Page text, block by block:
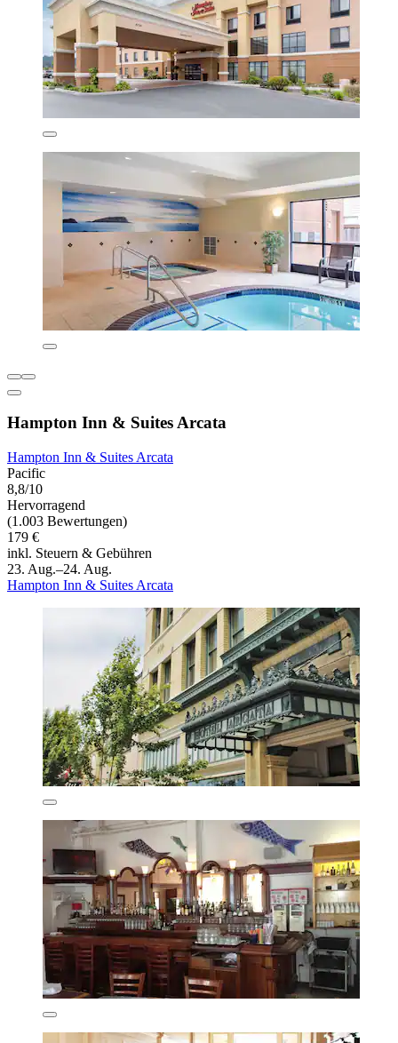
Hampton Inn & Suites Arcata
Hampton Inn & Suites Arcata
Pacific
8,8/10
Hervorragend
(1.003 Bewertungen)
179 €
inkl. Steuern & Gebühren
23. Aug.–24. Aug.
Hampton Inn & Suites Arcata